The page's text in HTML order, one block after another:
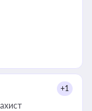
+1